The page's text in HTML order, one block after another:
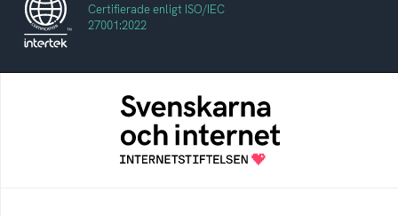
Certifierade enligt ISO/IEC
27001:2022
Svenskarna och internet
En årlig studie av svenska folkets
internetvanor